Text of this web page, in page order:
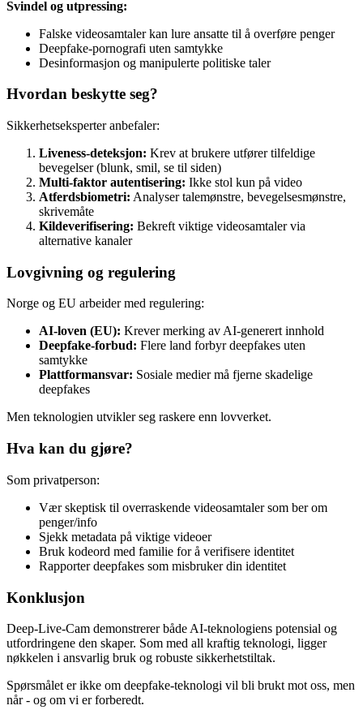
Svindel og utpressing:
Falske videosamtaler kan lure ansatte til å overføre penger
Deepfake-pornografi uten samtykke
Desinformasjon og manipulerte politiske taler
Hvordan beskytte seg?
Sikkerhetseksperter anbefaler:
Liveness-deteksjon: Krev at brukere utfører tilfeldige
bevegelser (blunk, smil, se til siden)
Multi-faktor autentisering: Ikke stol kun på video
Atferdsbiometri: Analyser talemønstre, bevegelsesmønstre,
skrivemåte
Kildeverifisering: Bekreft viktige videosamtaler via
alternative kanaler
Lovgivning og regulering
Norge og EU arbeider med regulering:
AI-loven (EU): Krever merking av AI-generert innhold
Deepfake-forbud: Flere land forbyr deepfakes uten
samtykke
Plattformansvar: Sosiale medier må fjerne skadelige
deepfakes
Men teknologien utvikler seg raskere enn lovverket.
Hva kan du gjøre?
Som privatperson:
Vær skeptisk til overraskende videosamtaler som ber om
penger/info
Sjekk metadata på viktige videoer
Bruk kodeord med familie for å verifisere identitet
Rapporter deepfakes som misbruker din identitet
Konklusjon
Deep-Live-Cam demonstrerer både AI-teknologiens potensial og
utfordringene den skaper. Som med all kraftig teknologi, ligger
nøkkelen i ansvarlig bruk og robuste sikkerhetstiltak.
Spørsmålet er ikke om deepfake-teknologi vil bli brukt mot oss, men
når - og om vi er forberedt.